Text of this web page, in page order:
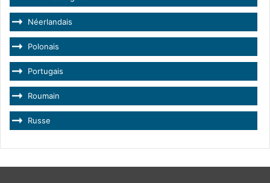
Néerlandais
Polonais
Portugais
Roumain
Russe